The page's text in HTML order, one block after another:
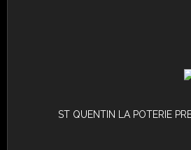
ST QUENTIN LA POTERIE